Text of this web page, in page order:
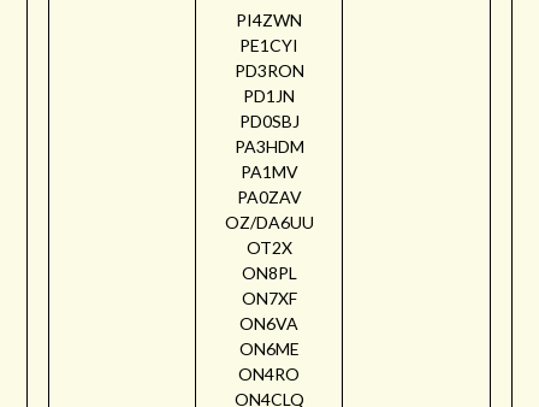
PI4ZWN
PE1CYI
PD3RON
PD1JN
PD0SBJ
PA3HDM
PA1MV
PA0ZAV
OZ/DA6UU
OT2X
ON8PL
ON7XF
ON6VA
ON6ME
ON4RO
ON4CLQ